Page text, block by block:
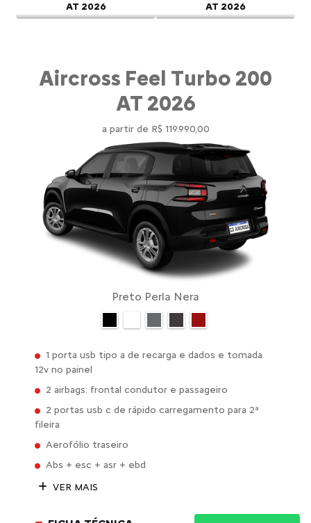
AT 2026
AT 2026
Aircross Feel Turbo 200
AT 2026
a partir de R$ 119.990,00
Preto Perla Nera
1 porta usb tipo a de recarga e dados e tomada
12v no painel
2 airbags: frontal condutor e passageiro
2 portas usb c de rápido carregamento para 2ª
fileira
Aerofólio traseiro
Abs + esc + asr + ebd
VER MAIS